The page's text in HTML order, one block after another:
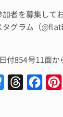
者を募集して
タグラム（
付854号11面か
Bl
u
T
hr
F
a